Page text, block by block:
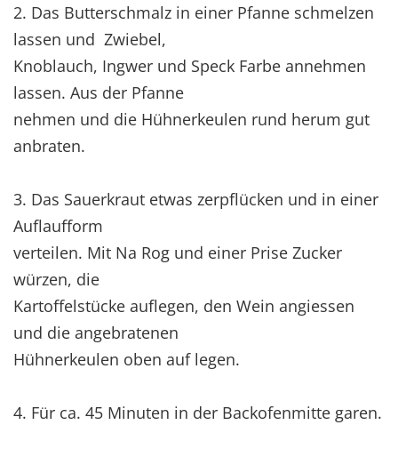
2. Das Butterschmalz in einer Pfanne schmelzen
lassen und Zwiebel,
Knoblauch, Ingwer und Speck Farbe annehmen
lassen. Aus der Pfanne
nehmen und die Hühnerkeulen rund herum gut
anbraten.
3. Das Sauerkraut etwas zerpflücken und in einer
Auflaufform
verteilen. Mit Na Rog und einer Prise Zucker
würzen, die
Kartoffelstücke auflegen, den Wein angiessen
und die angebratenen
Hühnerkeulen oben auf legen.
4. Für ca. 45 Minuten in der Backofenmitte garen.